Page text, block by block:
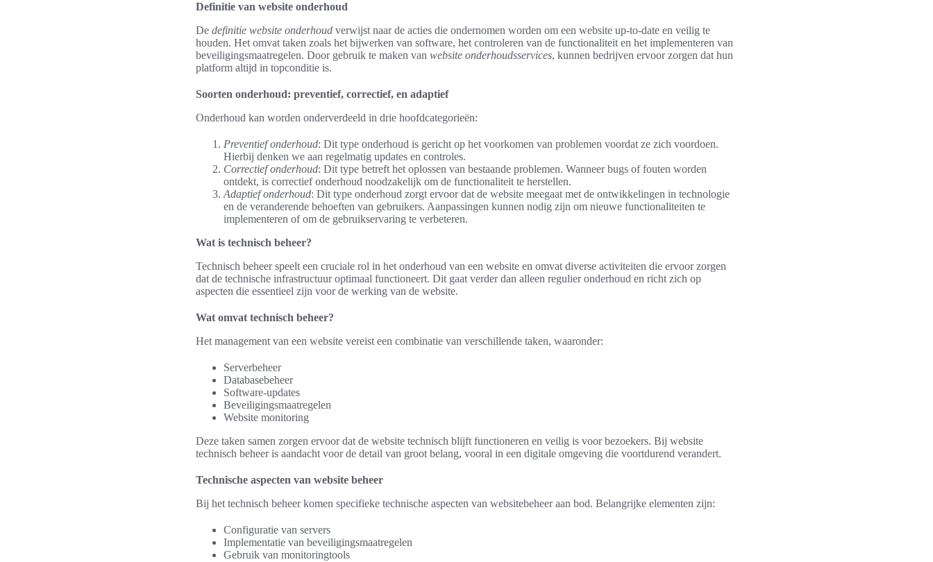
Definitie van website onderhoud
De definitie website onderhoud verwijst naar de acties die ondernomen worden om een website up-to-date en veilig te
houden. Het omvat taken zoals het bijwerken van software, het controleren van de functionaliteit en het implementeren van
beveiligingsmaatregelen. Door gebruik te maken van website onderhoudsservices, kunnen bedrijven ervoor zorgen dat hun
platform altijd in topconditie is.
Soorten onderhoud: preventief, correctief, en adaptief
Onderhoud kan worden onderverdeeld in drie hoofdcategorieën:
Preventief onderhoud: Dit type onderhoud is gericht op het voorkomen van problemen voordat ze zich voordoen.
Hierbij denken we aan regelmatig updates en controles.
Correctief onderhoud: Dit type betreft het oplossen van bestaande problemen. Wanneer bugs of fouten worden
ontdekt, is correctief onderhoud noodzakelijk om de functionaliteit te herstellen.
Adaptief onderhoud: Dit type onderhoud zorgt ervoor dat de website meegaat met de ontwikkelingen in technologie
en de veranderende behoeften van gebruikers. Aanpassingen kunnen nodig zijn om nieuwe functionaliteiten te
implementeren of om de gebruikservaring te verbeteren.
Wat is technisch beheer?
Technisch beheer speelt een cruciale rol in het onderhoud van een website en omvat diverse activiteiten die ervoor zorgen
dat de technische infrastructuur optimaal functioneert. Dit gaat verder dan alleen regulier onderhoud en richt zich op
aspecten die essentieel zijn voor de werking van de website.
Wat omvat technisch beheer?
Het management van een website vereist een combinatie van verschillende taken, waaronder:
Serverbeheer
Databasebeheer
Software-updates
Beveiligingsmaatregelen
Website monitoring
Deze taken samen zorgen ervoor dat de website technisch blijft functioneren en veilig is voor bezoekers. Bij website
technisch beheer is aandacht voor de detail van groot belang, vooral in een digitale omgeving die voortdurend verandert.
Technische aspecten van website beheer
Bij het technisch beheer komen specifieke technische aspecten van websitebeheer aan bod. Belangrijke elementen zijn:
Configuratie van servers
Implementatie van beveiligingsmaatregelen
Gebruik van monitoringtools